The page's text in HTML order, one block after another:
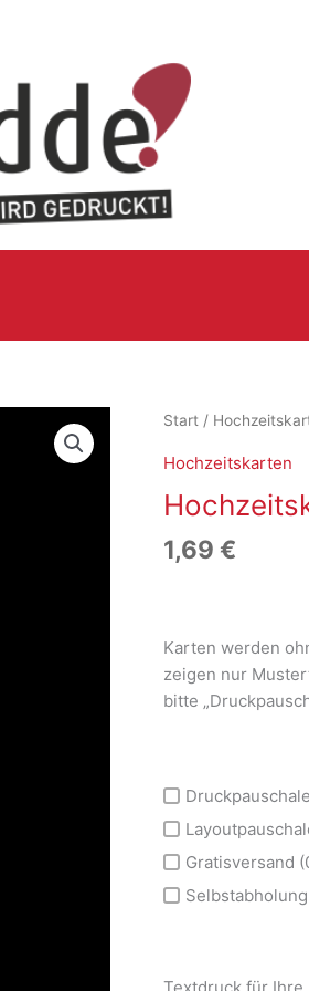
Start /
Hochzeitskarten
1,69 €
Karten werden
zeigen nur
bitte
Gratisversand
Textdruck für Ihre